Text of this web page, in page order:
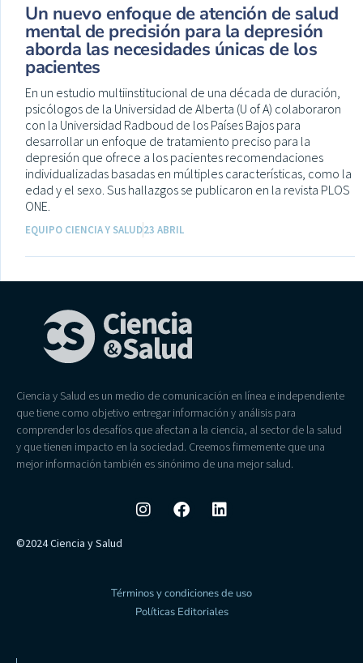
Un nuevo enfoque de atención de salud
mental de precisión para la depresión
aborda las necesidades únicas de los
pacientes
En un estudio multiinstitucional de una década de duración,
psicólogos de la Universidad de Alberta (U of A) colaboraron
con la Universidad Radboud de los Países Bajos para
desarrollar un enfoque de tratamiento preciso para la
depresión que ofrece a los pacientes recomendaciones
individualizadas basadas en múltiples características, como la
edad y el sexo. Sus hallazgos se publicaron en la revista PLOS
ONE.
EQUIPO CIENCIA Y SALUD23 ABRIL
Ciencia y Salud es un medio de comunicación en línea e independiente
que tiene como objetivo entregar información y análisis para
comprender los desafíos que afectan a la ciencia, al sector de la salud
y que tienen impacto en la sociedad. Creemos firmemente que una
mejor información también es sinónimo de una mejor salud.
©2024 Ciencia y Salud
Términos y condiciones de uso
Políticas Editoriales